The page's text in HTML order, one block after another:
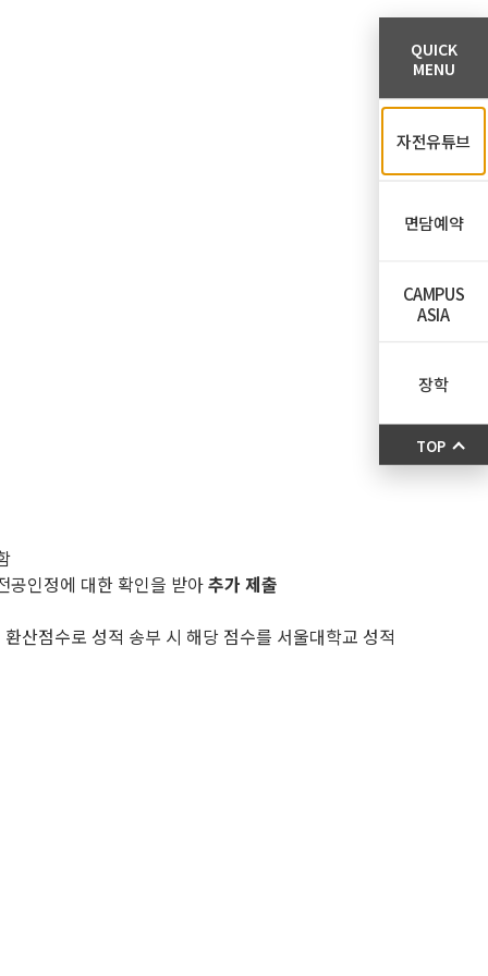
공인정에 대한 확인을 받아추가 제출
산점수로 성적 송부 시 해당 점수를 서울대학교 성적
QUICK
MENU
자전유튜브
면담예약
CAMPUS
ASIA
장학
TOP